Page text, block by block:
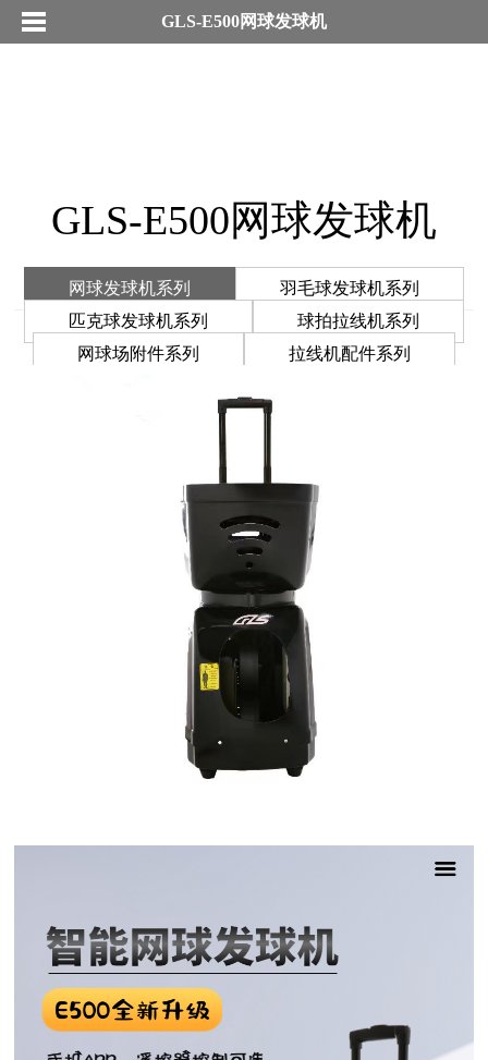
GLS-E500网球发球机
GLS-E500网球发球机
网球发球机系列
羽毛球发球机系列
匹克球发球机系列
球拍拉线机系列
网球场附件系列
拉线机配件系列